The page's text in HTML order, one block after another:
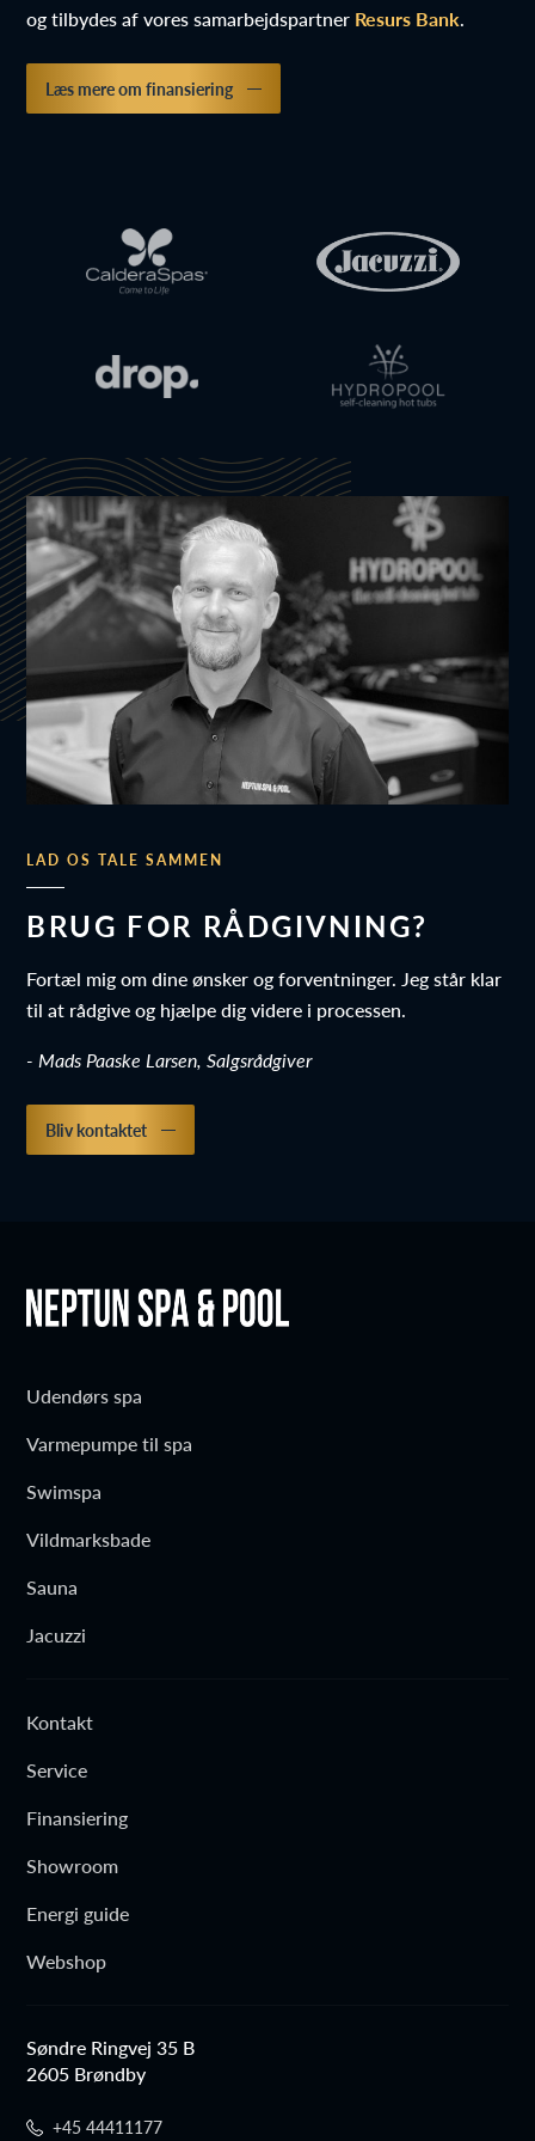
og tilbydes af vores samarbejdspartner Resurs Bank.
Læs mere om finansiering
LAD OS TALE SAMMEN
BRUG FOR RÅDGIVNING?
Fortæl mig om dine ønsker og forventninger. Jeg står klar
til at rådgive og hjælpe dig videre i processen.
- Mads Paaske Larsen, Salgsrådgiver
Bliv kontaktet
Udendørs spa
Varmepumpe til spa
Swimspa
Vildmarksbade
Sauna
Jacuzzi
Kontakt
Service
Finansiering
Showroom
Energi guide
Webshop
Søndre Ringvej 35 B
2605 Brøndby
+45 44411177